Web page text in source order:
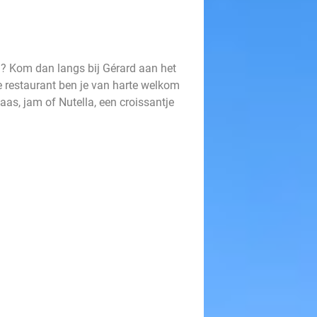
Kom dan langs bij Gérard aan het
ben je van harte welkom
jam of Nutella, een croissantje